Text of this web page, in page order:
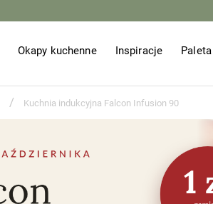
Okapy kuchenne Inspiracje
/ Kuchnia indukcyjna Falcon Infusion 90